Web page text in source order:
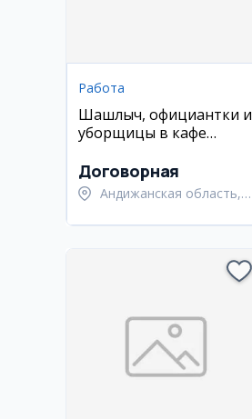
Работа
Шашлыч, официантки и
уборщицы в кафе
Договорная
Андижанская область,